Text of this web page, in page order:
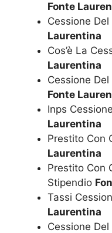
Fonte
Cessione Del
Laurentina
Cos’è La
Laurentina
Cessione
Fonte
Inps
Laurentina
Prestito Con
Laurentina
Prestito Con
Stipendio
Tassi
Laurentina
Cessione